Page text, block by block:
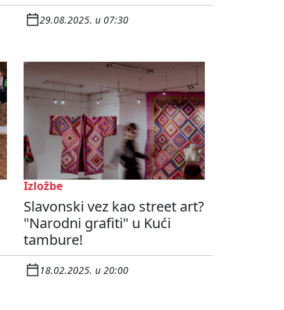
29.08.2025. u 07:30
Izložbe
Slavonski vez kao street art?
"Narodni grafiti" u Kući
tambure!
18.02.2025. u 20:00